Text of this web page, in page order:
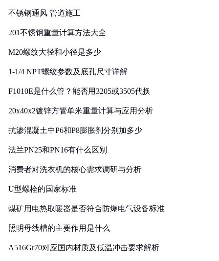
不锈钢通风 管道施工
201不锈钢重量计算方法大全
M20螺纹大径和小径是多少
1-1/4 NPT螺纹参数及底孔尺寸详解
F1010E是什么管？能否用3205或3505代换
20x40x2镀锌方管单米重量计算与应用分析
抗渗混凝土中P6和P8膨胀剂分别加多少
法兰PN25和PN16有什么区别
消费者对洗衣机的核心需求调研与分析
U型螺栓的国家标准
煤矿用电热取暖器是否符合防爆电气设备标准
照明母线槽的主要作用是什么
A516Gr70对应国内材质及低温冲击要求解析